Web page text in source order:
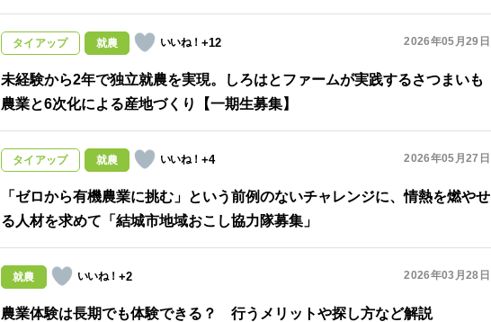
タイアップ 就農 +12 2026年05月29日
未経験から2年で独立就農を実現。しろはとファームが実践するさつまいも
農業と6次化による産地づくり【一期生募集】
タイアップ 就農 +4 2026年05月27日
「ゼロから有機農業に挑む」という前例のないチャレンジに、情熱を燃やせ
る人材を求めて「結城市地域おこし協力隊募集」
就農 +2 2026年03月28日
農業体験は長期でも体験できる？ 行うメリットや探し方など解説